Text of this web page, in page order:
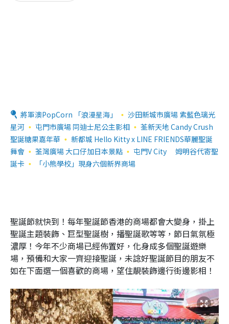
將軍澳PopCorn 「浪漫星海」
沙田新城市廣場 紫藍色璃光
星河
屯門市廣場 同迪士尼公主影相
荃新天地 Candy Crush
聖誕糖果嘉年華
新都城 Hello Kitty x LINE FRIENDS華麗聖誕
舞會
荃灣廣場 大口仔加日本景點
屯門V City 姆明谷代寄聖
誕卡
「小熊學校」現身六個新界商場
聖誕節就快到！每年聖誕節香港的商場都會大變身，掛上
聖誕主題裝飾、巨型聖誕樹，播聖誕歌等等，節日氣氛極
濃厚！今年不少商場已經佈置好，化身成多個聖誕遊樂
場，預備和大家一齊迎接聖誕，未諗好聖誕節目的朋友不
如在下面選一個喜歡的商場，望住靚裝飾邊行街邊影相！